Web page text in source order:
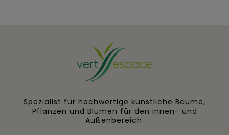
Spezialist für hochwertige künstliche Bäume,
Pflanzen und Blumen für den Innen- und
Außenbereich.